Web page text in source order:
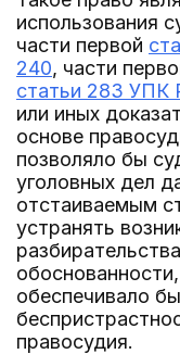
использования
части первой
240, части
статьи 283 УПК
или иных
основе
позволяло бы
уголовных дел
отстаиваемым
устранять
обеспечивало
правосудия.